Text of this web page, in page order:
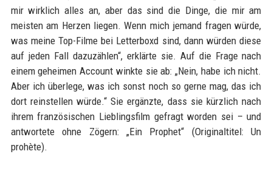
mir wirklich alles an, aber das sind die Dinge, die mir am
meisten am Herzen liegen. Wenn mich jemand fragen würde,
was meine Top-Filme bei Letterboxd sind, dann würden diese
auf jeden Fall dazuzählen“, erklärte sie. Auf die Frage nach
einem geheimen Account winkte sie ab: „Nein, habe ich nicht.
Aber ich überlege, was ich sonst noch so gerne mag, das ich
dort reinstellen würde.“ Sie ergänzte, dass sie kürzlich nach
ihrem französischen Lieblingsfilm gefragt worden sei – und
antwortete ohne Zögern: „Ein Prophet“ (Originaltitel: Un
prohète).